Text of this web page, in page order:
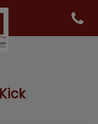
Tierklinik
Open